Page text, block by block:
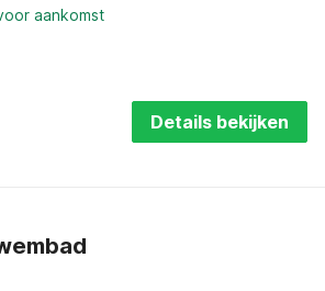
aankomst
Details bekijken